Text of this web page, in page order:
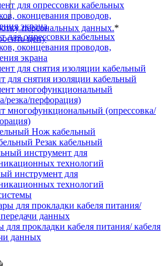
для опрессовки кабельных
оконцевания проводов,
экрана
для снятия изоляции кабельный
многофункциональный (опрессовка/
Нож кабельный
Резак кабельный
инструмент для
технологий
для прокладки кабеля питания/ кабеля
данных
персональных данных.*
цену